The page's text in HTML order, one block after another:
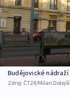
Budějovické nádraží
Zdroj: ČT24/Milan Dolejší